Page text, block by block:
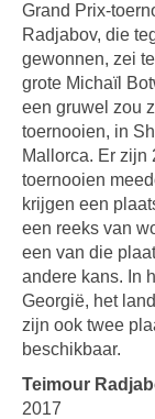
Grand Prix-
Radjabov, die
gewonnen, zei
grote Michaïl
een gruwel zou
toernooien, in
Mallorca. Er zijn
toernooien
krijgen een
een reeks van
een van die
andere kans. In
Georgië, het
zijn ook twee
beschikbaar.
Teimour
2017